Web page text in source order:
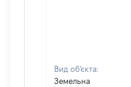
Вид об'єкта:
Земельна